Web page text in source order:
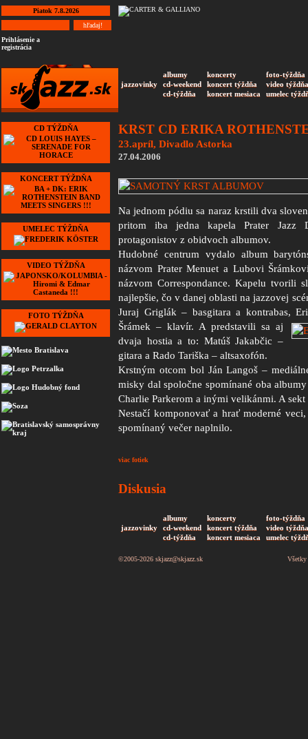
Piatok 7.8.2026
Prihlásenie a
registrácia
jazzovinky
albumy koncerty
foto-týždňa
cd-weekend
koncert týždňa
video týždňa
cd-týždňa
koncert mesiaca umelec
CD TÝŽDŇA
KONCERT TÝŽDŇA
UMELEC TÝŽDŇA
VIDEO TÝŽDŇA
FOTO TÝŽDŇA
KRST CD ERIKA
23.apríl, Divadlo Astorka
27.04.2006
Na jednom pódiu sa naraz krstili dva
pritom iba jedna kapela Prater Jazz
protagonistov z obidvoch albumov.
Hudobné centrum vydalo album
názvom Prater Menuet a Lubovi
názvom Correspondance. Kapelu tvorili
najlepšie, čo v danej oblasti na jazzovej
Juraj Griglák – basgitara a kontrabas,
Šrámek – klavír. A predstavili sa aj
dvaja hostia a to: Matúš Jakabčic –
gitara a Rado Tariška – altsaxofón.
Krstným otcom bol Ján Langoš –
misky dal spoločne spomínané oba
Charlie Parkerom a inými velikánmi. A
Nestačí komponovať a hrať moderné
spomínaný večer naplnilo.
viac fotiek
Diskusia
jazzovinky
albumy koncerty
foto-týždňa
cd-weekend
koncert týždňa
video týždňa
cd-týždňa
koncert mesiaca umelec
©2005-2026 skjazz@skjazz.sk Všetky